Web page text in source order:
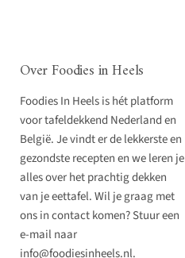
Over Foodies in Heels
Foodies In Heels is hét platform
voor tafeldekkend Nederland en
België. Je vindt er de lekkerste en
gezondste recepten en we leren je
alles over het prachtig dekken
van je eettafel. Wil je graag met
ons in contact komen? Stuur een
e-mail naar
info@foodiesinheels.nl.